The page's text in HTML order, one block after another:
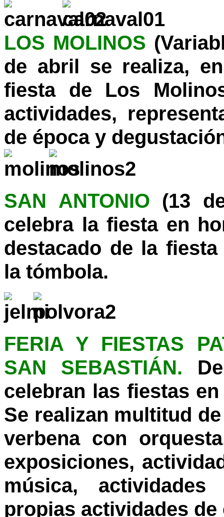
LOS MOLINOS
de abril se realiza,
fiesta de Los
actividades,
de época y
SAN ANTONIO (13
celebra la fiesta en
destacado de la
la tómbola.
FERIA Y FIESTAS
SAN SEBASTIÁN.
celebran las fiestas
Se realizan multitud
verbena con
exposiciones,
música,
propias actividades